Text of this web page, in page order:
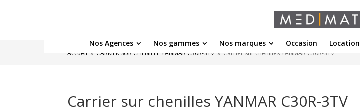
Nos Agences Nos gammes Nos marques Occasion Location
Accueil 9 CARRIER SUR CHENILLE YANMAR C30R-3TV 9 Carrier sur chenilles YANMAR C30R-3TV
Carrier sur chenilles YANMAR C30R-3TV